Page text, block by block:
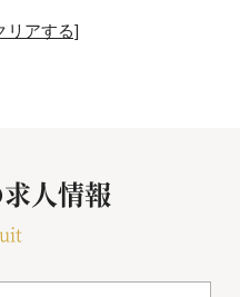
リアする]
人情報